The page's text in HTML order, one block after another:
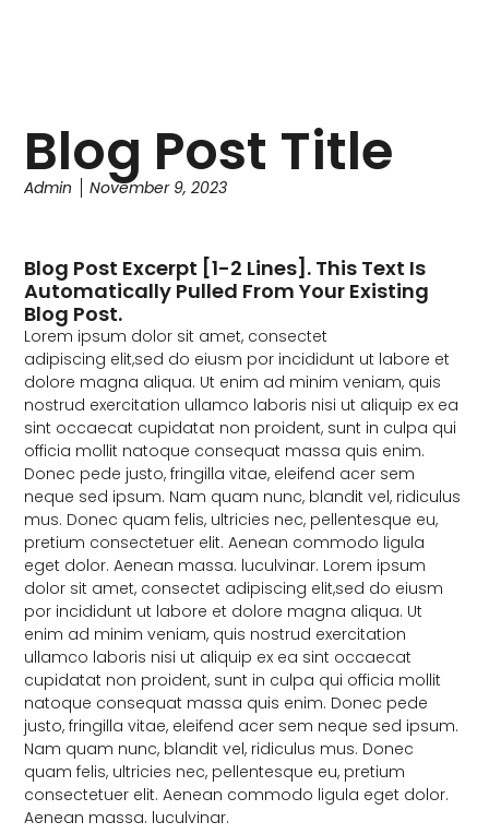
Blog Post Title
Admin November 9, 2023
Blog Post Excerpt [1-2 Lines]. This Text Is
Automatically Pulled From Your Existing
Blog Post.
Lorem ipsum dolor sit amet, consectet
adipiscing elit,sed do eiusm por incididunt ut labore et
dolore magna aliqua. Ut enim ad minim veniam, quis
nostrud exercitation ullamco laboris nisi ut aliquip ex ea
sint occaecat cupidatat non proident, sunt in culpa qui
officia mollit natoque consequat massa quis enim.
Donec pede justo, fringilla vitae, eleifend acer sem
neque sed ipsum. Nam quam nunc, blandit vel, ridiculus
mus. Donec quam felis, ultricies nec, pellentesque eu,
pretium consectetuer elit. Aenean commodo ligula
eget dolor. Aenean massa. luculvinar. Lorem ipsum
dolor sit amet, consectet adipiscing elit,sed do eiusm
por incididunt ut labore et dolore magna aliqua. Ut
enim ad minim veniam, quis nostrud exercitation
ullamco laboris nisi ut aliquip ex ea sint occaecat
cupidatat non proident, sunt in culpa qui officia mollit
natoque consequat massa quis enim. Donec pede
justo, fringilla vitae, eleifend acer sem neque sed ipsum.
Nam quam nunc, blandit vel, ridiculus mus. Donec
quam felis, ultricies nec, pellentesque eu, pretium
consectetuer elit. Aenean commodo ligula eget dolor.
Aenean massa. luculvinar.